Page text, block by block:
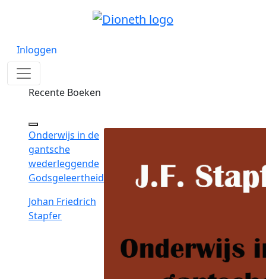
Inloggen
Recente Boeken
Onderwijs in de
gantsche
wederleggende
Godsgeleertheid
Johan Friedrich
Stapfer